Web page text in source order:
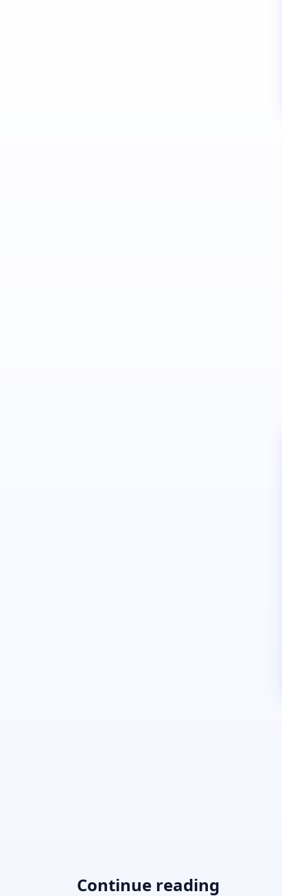
Continue reading